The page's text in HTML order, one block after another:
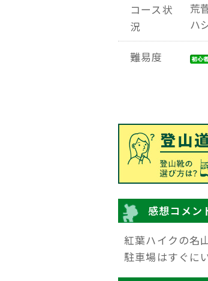
コース状
況
荒
ハ
難易度
感想コメン
紅葉ハイクの名
駐車場はすぐに